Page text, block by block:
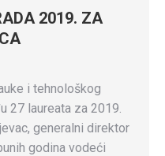
2019. ZA
i tehnološkog
27 laureata za 2019.
generalni direktor
godina vodeći